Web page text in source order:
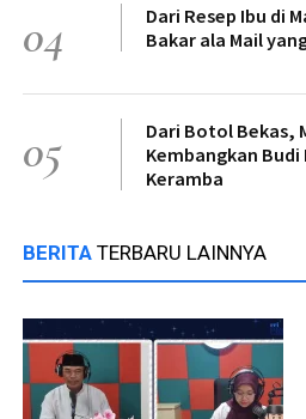
04
Dari Resep Ibu di
Bakar ala Mail
05
Dari Botol Bekas,
Kembangkan Budi
Keramba
BERITA TERBARU LAINNYA